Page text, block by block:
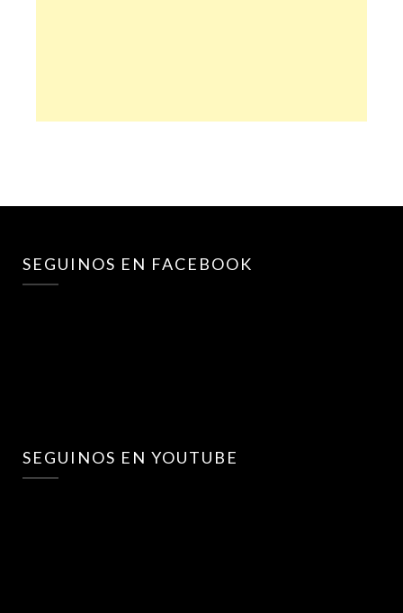
SEGUINOS EN FACEBOOK
SEGUINOS EN YOUTUBE